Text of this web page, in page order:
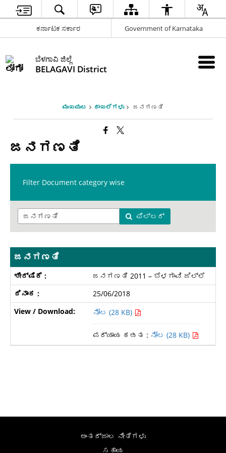
ಕರ್ನಾಟಕ ಸರ್ಕಾರ Government of Karnataka
ಬೆಳಗಾವಿ ಜಿಲ್ಲೆ
BELAGAVI District
ಮುಖಪುಟ ದಾಖಲೆಗಳು ಜನಗಣತಿ
ಜನಗಣತಿ
Filter Document category wise
ಫಿಲ್ಟರ್
ಜನಗಣತಿ
ಜನಗಣತಿ 2011 – ಬೆಳಗಾವಿ ಜಿಲ್ಲೆ
25/06/2018
ನೋಟ (28 KB)
ಪರ್ಯಾಯ ಕಡತ : ನೋಟ (28 KB)
ಅಂತರ್ಜಾಲ ನೀತಿಗಳು
ಸಹಾಯ